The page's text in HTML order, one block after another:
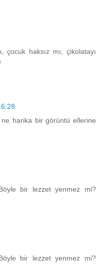
çocuk haksız mı, çikolatayı
harika bir görüntü ellerine
bir lezzet yenmez mi?
bir lezzet yenmez mi?